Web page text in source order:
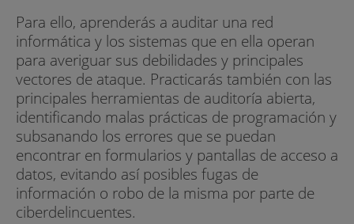
Para ello, aprenderás a auditar una red
informática y los sistemas que en ella operan
para averiguar sus debilidades y principales
vectores de ataque. Practicarás también con las
principales herramientas de auditoría abierta,
identificando malas prácticas de programación y
subsanando los errores que se puedan
encontrar en formularios y pantallas de acceso a
datos, evitando así posibles fugas de
información o robo de la misma por parte de
ciberdelincuentes.